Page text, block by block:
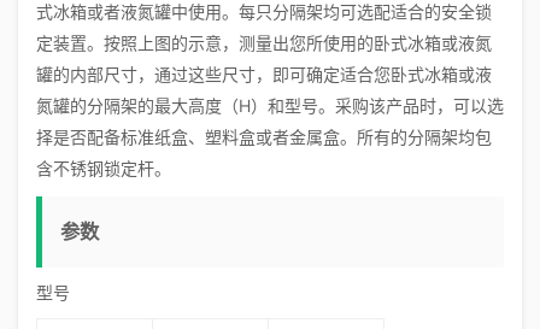
式冰箱或者液氮罐中使用。每只分隔架均可选配适合的安全锁
定装置。按照上图的示意，测量出您所使用的卧式冰箱或液氮
罐的内部尺寸，通过这些尺寸，即可确定适合您卧式冰箱或液
氮罐的分隔架的最大高度（H）和型号。采购该产品时，可以选
择是否配备标准纸盒、塑料盒或者金属盒。所有的分隔架均包
含不锈钢锁定杆。
参数
型号